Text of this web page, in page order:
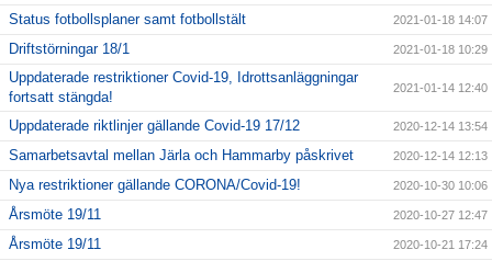
Status fotbollsplaner samt fotbollstält 2021-01-18 14:07
Driftstörningar 18/1 2021-01-18 10:29
Uppdaterade restriktioner Covid-19, Idrottsanläggningar
fortsatt stängda!
2021-01-14 12:40
Uppdaterade riktlinjer gällande Covid-19 17/12 2020-12-14 13:54
Samarbetsavtal mellan Järla och Hammarby påskrivet 2020-12-14 12:13
Nya restriktioner gällande CORONA/Covid-19! 2020-10-30 10:06
Årsmöte 19/11 2020-10-27 12:47
Årsmöte 19/11 2020-10-21 17:24